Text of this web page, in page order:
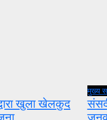
खुला खेलकुद
मुख्य